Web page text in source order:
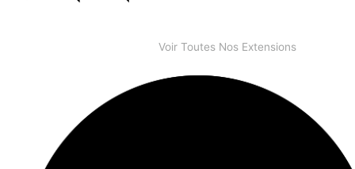
Voir Toutes Nos Extensions